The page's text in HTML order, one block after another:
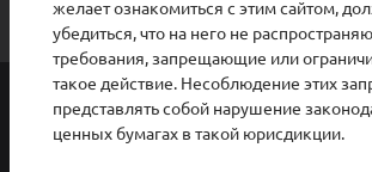
КОМПАНИЯ
ИНВЕСТОРАМ
УСТОЙЧИВОЕ РАЗВИТИЕ
ЗАКУПКИ
ПРЕСС-ЦЕНТР
КАРЬЕРА
желает ознакомиться с этим сайтом,
убедиться, что на него не
требования, запрещающие или
такое действие. Несоблюдение этих
представлять собой нарушение
ценных бумагах в такой юрисдикции.